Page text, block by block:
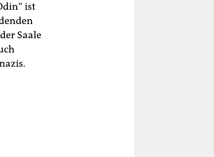
ist
Saale